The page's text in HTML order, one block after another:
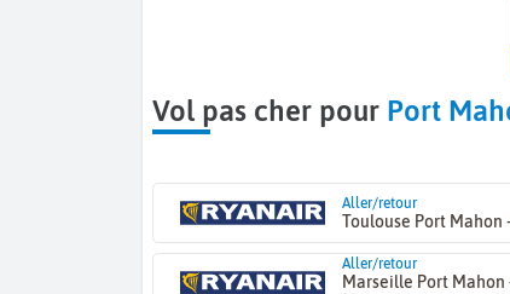
Vol pas cher pour Port
Aller/retour
Toulouse Port Mahon
Aller/retour
Marseille Port Mahon